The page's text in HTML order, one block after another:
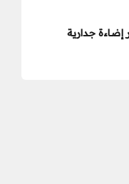
إضاءة جدارية